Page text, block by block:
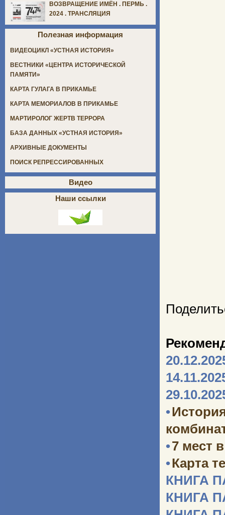
•
•7 мест
•Карта
КНИГА
КНИГА
ВОЗВРАЩЕНИЕ ИМЁН . ПЕРМЬ .
2024 . ТРАНСЛЯЦИЯ
Полезная информация
ВИДЕОЦИКЛ «УСТНАЯ ИСТОРИЯ»
ВЕСТНИКИ «ЦЕНТРА ИСТОРИЧЕСКОЙ
ПАМЯТИ»
КАРТА ГУЛАГА В ПРИКАМЬЕ
КАРТА МЕМОРИАЛОВ В ПРИКАМЬЕ
МАРТИРОЛОГ ЖЕРТВ ТЕРРОРА
БАЗА ДАННЫХ «УСТНАЯ ИСТОРИЯ»
АРХИВНЫЕ ДОКУМЕНТЫ
ПОИСК РЕПРЕССИРОВАННЫХ
Видео
Наши ссылки